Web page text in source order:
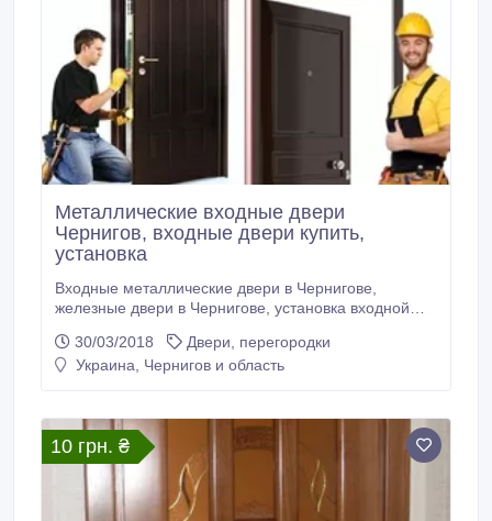
Металлические входные двери
Чернигов, входные двери купить,
установка
Входные металлические двери в Чернигове,
железные двери в Чернигове, установка входной
доставкой по Чернигову. Давайте разберемся,
почему люди стали так активно приобретать
чувствовать себя в безопасности, а этого можно
достичь только, если твой дом защищен не хлипкой
дверкой, а мощной железной дверью.
30/03/2018
Двери, перегородки
Украина, Чернигов и область
10 грн. ₴